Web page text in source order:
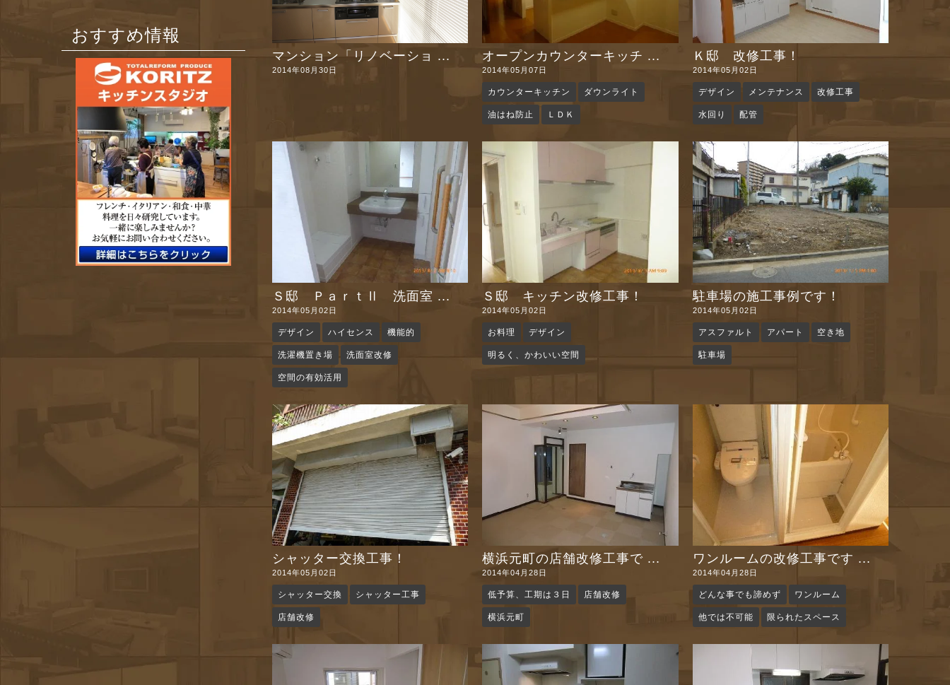
マンション「リノベーショ ...
2014年08月30日
オープンカウンターキッチ ...
2014年05月07日
カウンターキッチン ダウンライト
油はね防止 ＬＤＫ
Ｋ邸 改修工事！
2014年05月02日
デザイン メンテナンス 改修工事
水回り 配管
Ｓ邸 ＰａｒｔⅡ 洗面室 ...
2014年05月02日
デザイン ハイセンス 機能的
洗濯機置き場 洗面室改修
空間の有効活用
Ｓ邸 キッチン改修工事！
2014年05月02日
お料理 デザイン
明るく、かわいい空間
駐車場の施工事例です！
2014年05月02日
アスファルト アパート 空き地
駐車場
シャッター交換工事！
2014年05月02日
シャッター交換 シャッター工事
店舗改修
横浜元町の店舗改修工事で ...
2014年04月28日
低予算、工期は３日 店舗改修
横浜元町
ワンルームの改修工事です ...
2014年04月28日
どんな事でも諦めず ワンルーム
他では不可能 限られたスペース
おすすめ情報